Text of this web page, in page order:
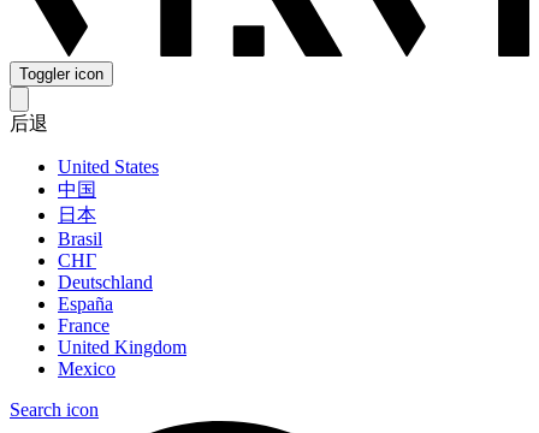
Toggler icon
后退
United States
中国
日本
Brasil
СНГ
Deutschland
España
France
United Kingdom
Mexico
Search icon